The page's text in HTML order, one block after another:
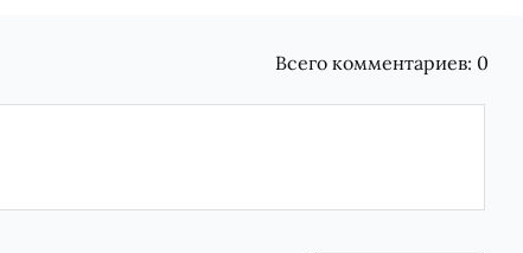
Всего комментариев: 0